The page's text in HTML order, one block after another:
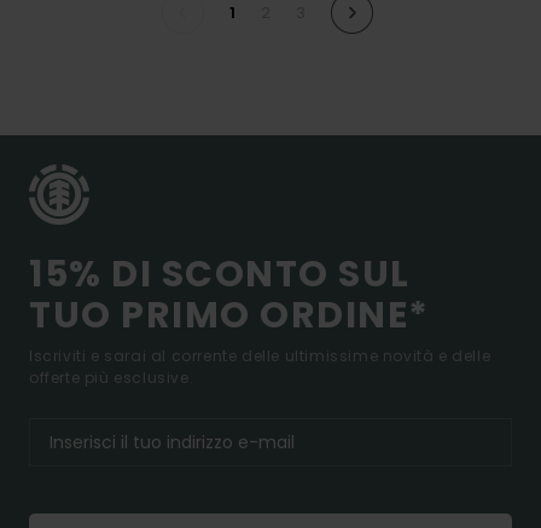
1
15% DI SCONTO SUL
TUO PRIMO ORDINE*
Iscriviti e sarai al corrente delle ultimissime novità e delle
offerte più esclusive.